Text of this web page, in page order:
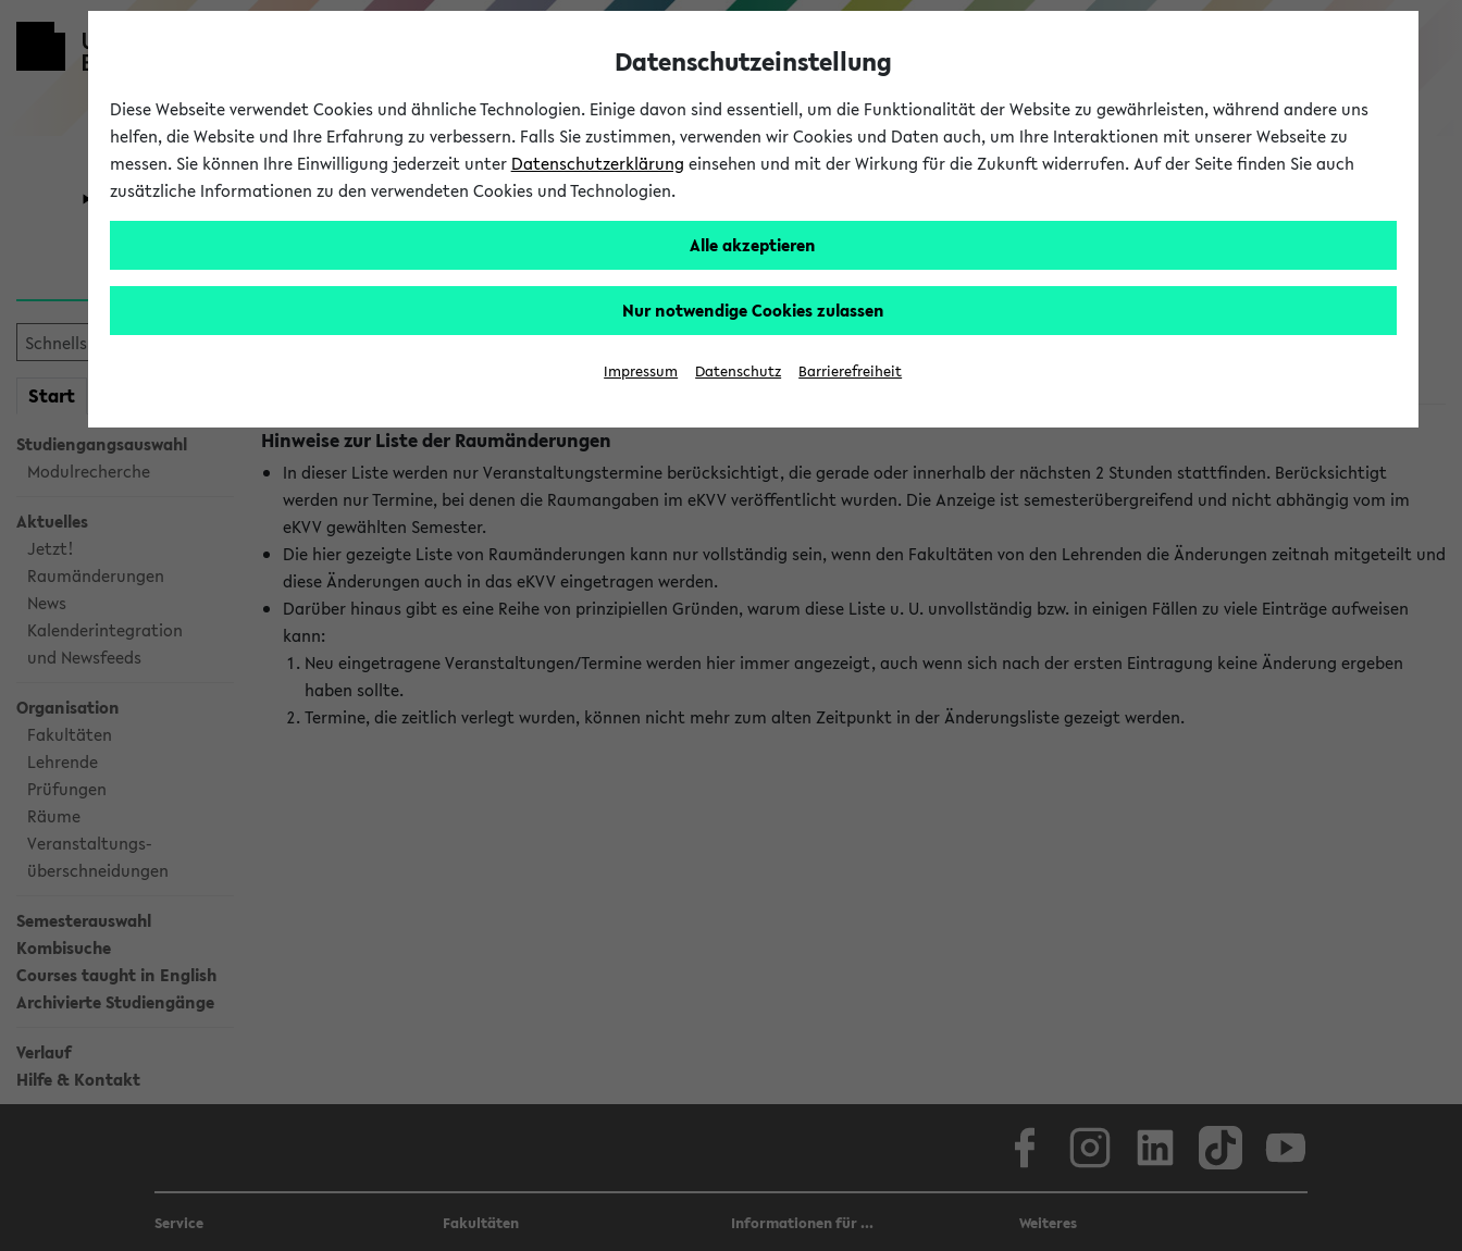
eKVV
Universität Forschung Studium
Start
Studiengangsauswahl
Modulrecherche
Aktuelles
Jetzt!
Raumänderungen
News
Kalenderintegration
und Newsfeeds
Organisation
Fakultäten
Lehrende
Prüfungen
Räume
Veranstaltungs-
überschneidungen
Semesterauswahl
Kombisuche
Courses taught in English
Archivierte Studiengänge
Verlauf
Hilfe & Kontakt
Raumänderungen
Hinweise zur Liste der Raumänderungen
In dieser Liste werden nur Veranstaltungstermine berücksichtigt, die gerade oder innerhalb der nächsten 2 Stunden stattfinden. Berücksichtigt
werden nur Termine, bei denen die Raumangaben im eKVV veröffentlicht wurden. Die Anzeige ist semesterübergreifend und nicht abhängig vom im
eKVV gewählten Semester.
Die hier gezeigte Liste von Raumänderungen kann nur vollständig sein, wenn den Fakultäten von den Lehrenden die Änderungen zeitnah mitgeteilt und
diese Änderungen auch in das eKVV eingetragen werden.
Darüber hinaus gibt es eine Reihe von prinzipiellen Gründen, warum diese Liste u. U. unvollständig bzw. in einigen Fällen zu viele Einträge aufweisen
kann:
Neu eingetragene Veranstaltungen/Termine werden hier immer angezeigt, auch wenn sich nach der ersten Eintragung keine Änderung ergeben
haben sollte.
Termine, die zeitlich verlegt wurden, können nicht mehr zum alten Zeitpunkt in der Änderungsliste gezeigt werden.
Service
Fakultäten
Informationen für ...
Weiteres
Datenschutzeinstellung
Diese Webseite verwendet Cookies und ähnliche Technologien. Einige davon sind essentiell, um die Funktionalität der Website zu gewährleisten, während andere uns
helfen, die Website und Ihre Erfahrung zu verbessern. Falls Sie zustimmen, verwenden wir Cookies und Daten auch, um Ihre Interaktionen mit unserer Webseite zu
messen. Sie können Ihre Einwilligung jederzeit unter Datenschutzerklärung einsehen und mit der Wirkung für die Zukunft widerrufen. Auf der Seite finden Sie auch
zusätzliche Informationen zu den verwendeten Cookies und Technologien.
Alle akzeptieren
Nur notwendige Cookies zulassen
Impressum Datenschutz Barrierefreiheit